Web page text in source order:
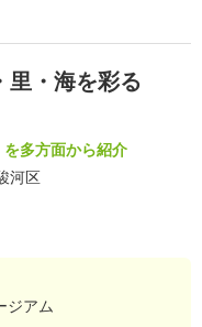
里・海を彩る
多方面から紹介
河区
ジアム